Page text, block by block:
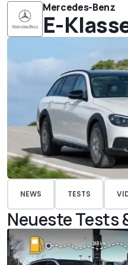
Mercedes-Benz
E-
NEWS TESTS
Neueste Tests